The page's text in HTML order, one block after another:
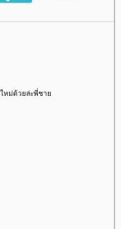
ใหม่ด้วยล่ะพี่ชา